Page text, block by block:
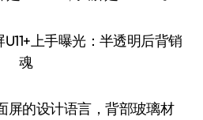
的设计语言，背部玻璃材